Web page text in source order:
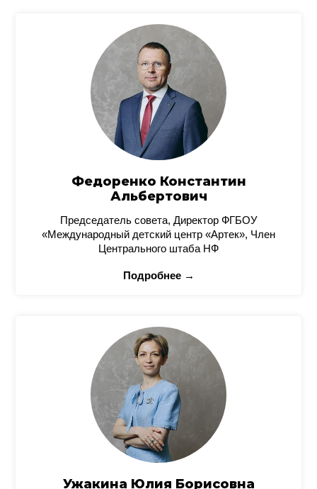
Федоренко Константин
Альбертович
Председатель совета, Директор ФГБОУ
«Международный детский центр «Артек», Член
Центрального штаба НФ
Подробнее →
Ужакина Юлия Борисовна